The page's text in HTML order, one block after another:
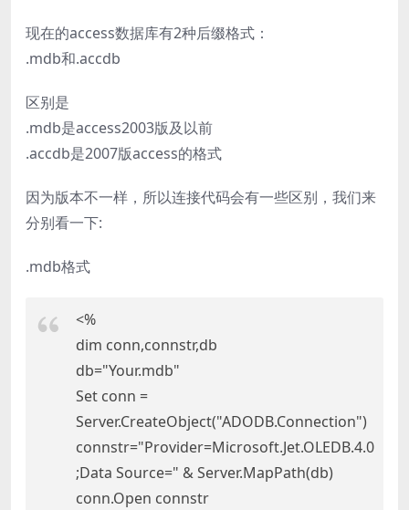
现在的access数据库有2种后缀格式：
.mdb和.accdb
区别是
.mdb是access2003版及以前
.accdb是2007版access的格式
因为版本不一样，所以连接代码会有一些区别，我们来
分别看一下:
.mdb格式
<%
dim conn,connstr,db
db="Your.mdb"
Set conn =
Server.CreateObject("ADODB.Connection")
connstr="Provider=Microsoft.Jet.OLEDB.4.0
;Data Source=" & Server.MapPath(db)
conn.Open connstr